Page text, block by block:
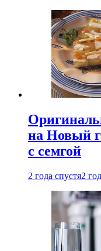
на Новый
с семгой
2 года спустя2